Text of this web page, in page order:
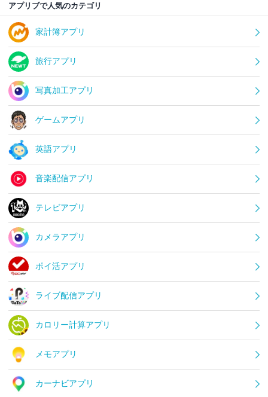
アプリブで人気のカテゴリ
家計簿アプリ
旅行アプリ
写真加工アプリ
ゲームアプリ
英語アプリ
音楽配信アプリ
テレビアプリ
カメラアプリ
ポイ活アプリ
ライブ配信アプリ
カロリー計算アプリ
メモアプリ
カーナビアプリ